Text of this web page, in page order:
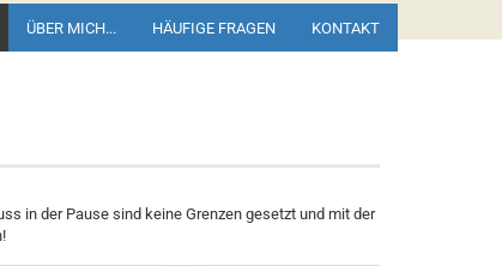
ÜBER MICH... HÄUFIGE FRAGEN KONTAKT
in der Pause sind keine Grenzen gesetzt und mit der